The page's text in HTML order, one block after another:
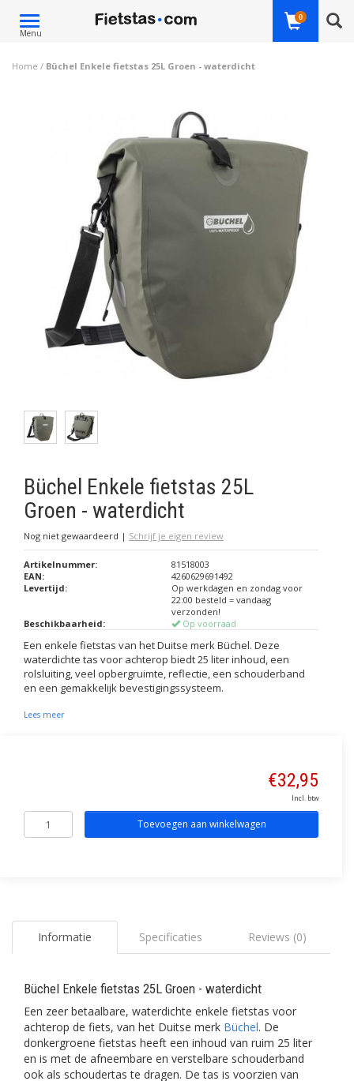
Toggle
navigation
Menu
0
Home / Büchel Enkele fietstas 25L Groen - waterdicht
Büchel Enkele fietstas 25L
Groen - waterdicht
Nog niet gewaardeerd | Schrijf je eigen review
Artikelnummer:
81518003
EAN:
4260629691492
Levertijd:
Op werkdagen en zondag voor
22:00 besteld = vandaag
verzonden!
Beschikbaarheid:
Op voorraad
Een enkele fietstas van het Duitse merk Büchel. Deze
waterdichte tas voor achterop biedt 25 liter inhoud, een
rolsluiting, veel opbergruimte, reflectie, een schouderband
en een gemakkelijk bevestigingssysteem.
Lees meer
€32,95
Incl. btw
Toevoegen aan winkelwagen
Informatie Specificaties Reviews (0)
Büchel Enkele fietstas 25L Groen - waterdicht
Een zeer betaalbare, waterdichte enkele fietstas voor
achterop de fiets, van het Duitse merk Büchel. De
donkergroene fietstas heeft een inhoud van ruim 25 liter
en is met de afneembare en verstelbare schouderband
ook als schoudertas te dragen. De tas is voorzien van